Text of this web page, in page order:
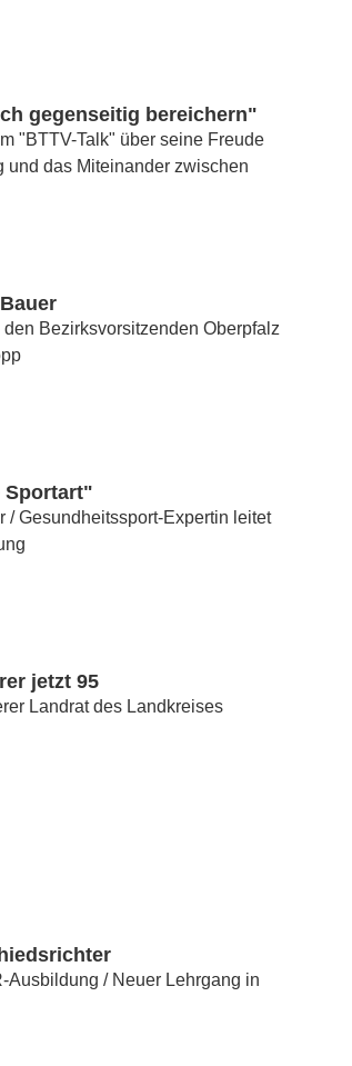
gegenseitig bereichern"
"BTTV-Talk" über seine Freude
und das Miteinander zwischen
Bezirksvorsitzenden Oberpfalz
Sportart"
/ Gesundheitssport-Expertin leitet
jetzt 95
Landrat des Landkreises
Ausbildung / Neuer Lehrgang in